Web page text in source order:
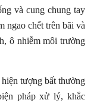
và cung chung tay
ngao chết trên bãi và
ô nhiễm môi trường
tượng bất thường
pháp xử lý, khắc